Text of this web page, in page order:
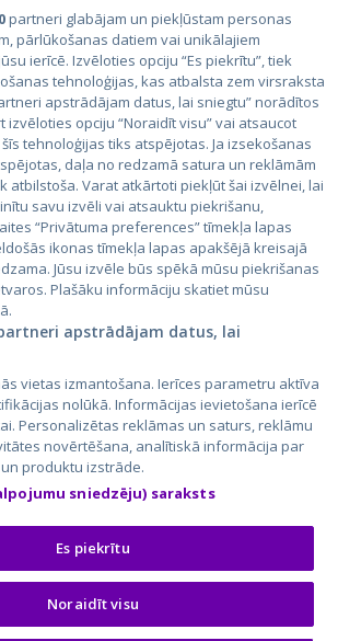
CVbankas.lt
Kainos.lt
Paslaugos.lt
auto24.ee
Osta.ee
KuldneBörs.ee
права защищены.
partneri glabājam un piekļūstam personas
pārlūkošanas datiem vai unikālajiem
ierīcē. Izvēloties opciju “Es piekrītu”, tiek
tehnoloģijas, kas atbalsta zem virsraksta
apstrādājam datus, lai sniegtu” norādītos
izvēloties opciju “Noraidīt visu” vai atsaucot
tehnoloģijas tiks atspējotas. Ja izsekošanas
daļa no redzamā satura un reklāmām
atbilstoša. Varat atkārtoti piekļūt šai izvēlnei, lai
savu izvēli vai atsauktu piekrišanu,
“Privātuma preferences” tīmekļa lapas
ikonas tīmekļa lapas apakšējā kreisajā
Jūsu izvēle būs spēkā mūsu piekrišanas
Plašāku informāciju skatiet mūsu
apstrādājam datus, lai
vietas izmantošana. Ierīces parametru aktīva
nolūkā. Informācijas ievietošana ierīcē
Personalizētas reklāmas un saturs, reklāmu
novērtēšana, analītiskā informācija par
produktu izstrāde.
sniedzēju) saraksts
Es piekrītu
Noraidīt visu